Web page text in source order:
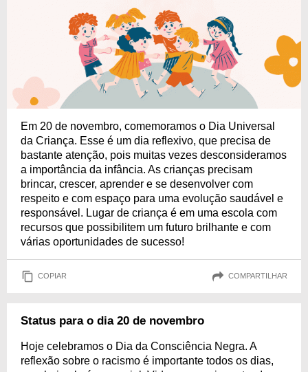
Em 20 de novembro, comemoramos o Dia Universal
da Criança. Esse é um dia reflexivo, que precisa de
bastante atenção, pois muitas vezes desconsideramos
a importância da infância. As crianças precisam
brincar, crescer, aprender e se desenvolver com
respeito e com espaço para uma evolução saudável e
responsável. Lugar de criança é em uma escola com
recursos que possibilitem um futuro brilhante e com
várias oportunidades de sucesso!
COPIAR COMPARTILHAR
Status para o dia 20 de novembro
Hoje celebramos o Dia da Consciência Negra. A
reflexão sobre o racismo é importante todos os dias,